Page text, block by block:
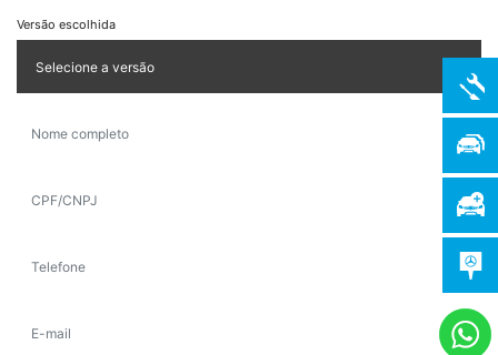
Versão escolhida